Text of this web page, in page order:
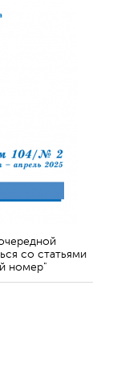
со статьями
номер"